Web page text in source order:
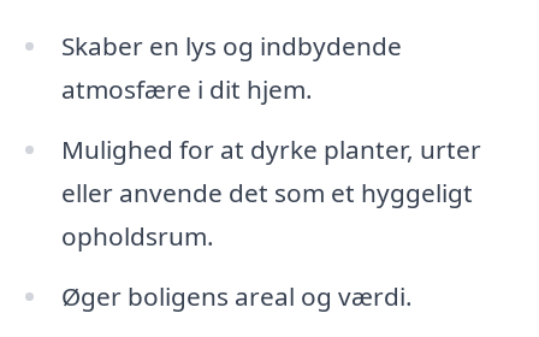
Skaber en lys og indbydende
atmosfære i dit hjem.
Mulighed for at dyrke planter, urter
eller anvende det som et hyggeligt
opholdsrum.
Øger boligens areal og værdi.